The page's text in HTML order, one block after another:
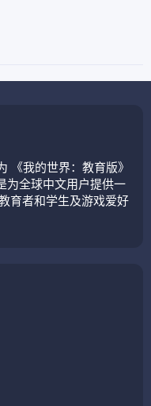
《我的世界：教育版》
为全球中文用户提供一
育者和学生及游戏爱好